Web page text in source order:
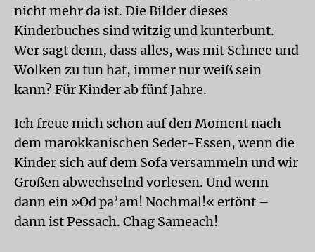
nicht mehr da ist. Die Bilder dieses
Kinderbuches sind witzig und kunterbunt.
Wer sagt denn, dass alles, was mit Schnee und
Wolken zu tun hat, immer nur weiß sein
kann? Für Kinder ab fünf Jahre.
Ich freue mich schon auf den Moment nach
dem marokkanischen Seder-Essen, wenn die
Kinder sich auf dem Sofa versammeln und wir
Großen abwechselnd vorlesen. Und wenn
dann ein »Od pa’am! Nochmal!« ertönt –
dann ist Pessach. Chag Sameach!